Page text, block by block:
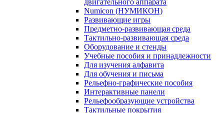
двигательного аппарата
Numicon (НУМИКОН)
Развивающие игры
Предметно-развивающая среда
Тактильно-развивающая среда
Оборудование и стенды
Учебные пособия и принадлежности
Для изучения алфавита
Для обучения и письма
Рельефно-графические пособия
Интерактивные панели
Рельефообразующие устройства
Тактильные покрытия